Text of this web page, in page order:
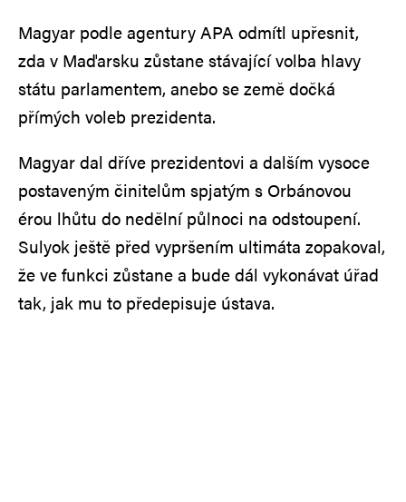
Magyar podle agentury APA odmítl upřesnit,
zda v Maďarsku zůstane stávající volba hlavy
státu parlamentem, anebo se země dočká
přímých voleb prezidenta.
Magyar dal dříve prezidentovi a dalším vysoce
postaveným činitelům spjatým s Orbánovou
érou lhůtu do nedělní půlnoci na odstoupení.
Sulyok ještě před vypršením ultimáta zopakoval,
že ve funkci zůstane a bude dál vykonávat úřad
tak, jak mu to předepisuje ústava.